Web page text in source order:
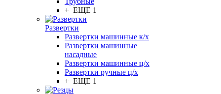
+ ЕЩЕ 1
Развертки
Развертки машинные к/х
Развертки машинные
насадные
Развертки машинные ц/х
Развертки ручные ц/х
+ ЕЩЕ 1